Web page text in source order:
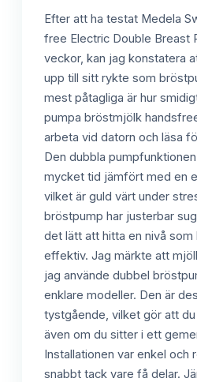
Efter att ha testat Medela
free Electric Double Breast
veckor, kan jag konstatera
upp till sitt rykte som
mest påtagliga är hur
pumpa bröstmjölk
arbeta vid datorn och läsa
Den dubbla
mycket tid jämfört med en
vilket är guld värt under
bröstpump har justerbar
det lätt att hitta en nivå som
effektiv. Jag märkte att
jag använde dubbel
enklare modeller. Den är
tystgående, vilket gör att
även om du sitter i ett
Installationen var enkel och
snabbt tack vare få delar.